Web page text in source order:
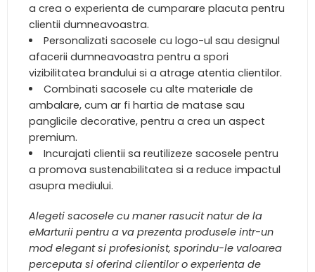
a crea o experienta de cumparare placuta pentru
clientii dumneavoastra.
Personalizati sacosele cu logo-ul sau designul
afacerii dumneavoastra pentru a spori
vizibilitatea brandului si a atrage atentia clientilor.
Combinati sacosele cu alte materiale de
ambalare, cum ar fi hartia de matase sau
panglicile decorative, pentru a crea un aspect
premium.
Incurajati clientii sa reutilizeze sacosele pentru
a promova sustenabilitatea si a reduce impactul
asupra mediului.
Alegeti sacosele cu maner rasucit natur de la
eMarturii pentru a va prezenta produsele intr-un
mod elegant si profesionist, sporindu-le valoarea
perceputa si oferind clientilor o experienta de